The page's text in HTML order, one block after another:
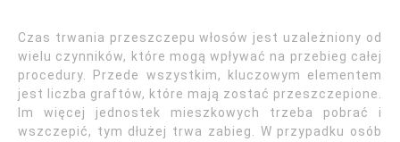
Czas trwania przeszczepu włosów jest uzależniony od
wielu czynników, które mogą wpływać na przebieg całej
procedury. Przede wszystkim, kluczowym elementem
jest liczba graftów, które mają zostać przeszczepione.
Im więcej jednostek mieszkowych trzeba pobrać i
wszczepić, tym dłużej trwa zabieg. W przypadku osób